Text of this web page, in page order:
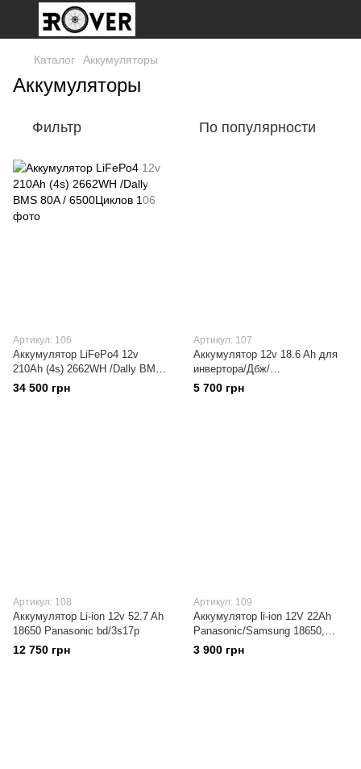
Каталог Аккумуляторы
Аккумуляторы
Фильтр По популярности
Артикул: 106
Аккумулятор LiFePo4 12v
210Ah (4s) 2662WH /Dally BMS
80A / 6500Циклов
34 500 грн
Артикул: 107
Аккумулятор 12v 18.6 Ah для
инвертора/Дбж/
Безперебойника, павербанк.
Samsung 32e\ Panasonic bd
5 700 грн
Артикул: 108
Аккумулятор Li-ion 12v 52.7 Ah
18650 Panasonic bd/3s17p
12 750 грн
Артикул: 109
Аккумулятор li-ion 12V 22Ah
Panasonic/Samsung 18650,
Зарядное устройство 12v 2A/
Плата защиты BMS 40A
3 900 грн